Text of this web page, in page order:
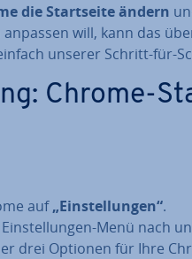
die Start­sei­te ändern
will, kann das
unserer Schritt-für-
Chrome-
auf„Ein­stel­lun­gen“.
Menü nach
drei Optionen für Ihre